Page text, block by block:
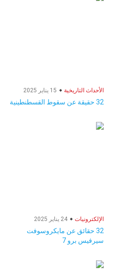
الأحداث التاريخية
32 حقيقة عن سقوط القسطنطينية
الإلكترونيات
32 حقائق عن مايكروسوفت
سيرفيس برو 7